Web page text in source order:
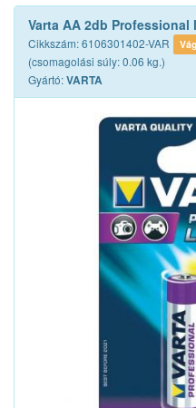
Varta AA 2db Professional
Cikkszám: 6106301402-VAR
(csomagolási súly: 0.06 kg.)
Gyártó:VARTA